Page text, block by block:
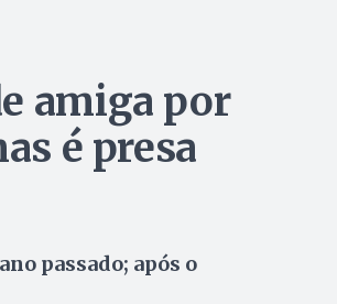
amiga por
é presa
passado; após o